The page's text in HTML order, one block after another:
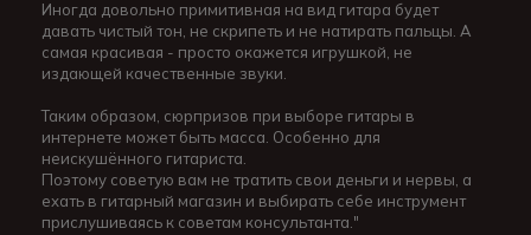
Иногда довольно примитивная на вид гитара будет
давать чистый тон, не скрипеть и не натирать пальцы. А
самая красивая - просто окажется игрушкой, не
издающей качественные звуки.
Таким образом, сюрпризов при выборе гитары в
интернете может быть масса. Особенно для
неискушённого гитариста.
Поэтому советую вам не тратить свои деньги и нервы, а
ехать в гитарный магазин и выбирать себе инструмент
прислушиваясь к советам консультанта."